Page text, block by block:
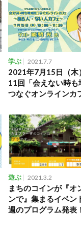
学ぶ 2021.7.7
2021年7月15日（木
11回「会えない時も
つなぐオンラインカ
遊ぶ 2021.3.2
まちのコインが『オ
ンで』集まるイベント 第
週のプログラム発表！